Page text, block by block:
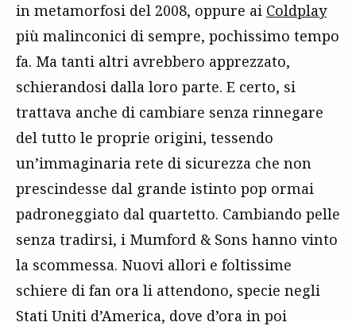
in metamorfosi del 2008, oppure ai Coldplay
più malinconici di sempre, pochissimo tempo
fa. Ma tanti altri avrebbero apprezzato,
schierandosi dalla loro parte. E certo, si
trattava anche di cambiare senza rinnegare
del tutto le proprie origini, tessendo
un’immaginaria rete di sicurezza che non
prescindesse dal grande istinto pop ormai
padroneggiato dal quartetto. Cambiando pelle
senza tradirsi, i Mumford & Sons hanno vinto
la scommessa. Nuovi allori e foltissime
schiere di fan ora li attendono, specie negli
Stati Uniti d’America, dove d’ora in poi